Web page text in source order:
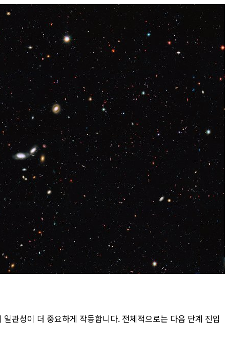
관성이 더 중요하게 작동합니다. 전체적으로는 다음 단계 진입